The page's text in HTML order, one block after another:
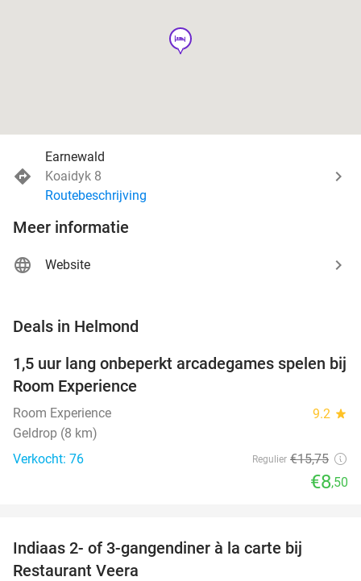
hotel
Earnewald
Koaidyk 8
Routebeschrijving
Meer informatie
Website
Deals in Helmond
46%
TODAY
1,5 uur lang onbeperkt arcadegames spelen bij
Room Experience
Room Experience 9.2 star
Geldrop (8 km)
Verkocht: 76
Regulier €15,75
€8,50
TODAY
Indiaas 2- of 3-gangendiner à la carte bij
Restaurant Veera